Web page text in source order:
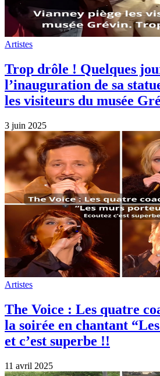
Artistes
Trop drôle ! Quelques
l’inauguration de sa
les visiteurs du musée
3 juin 2025
Artistes
The Voice : Les quatre
la soirée en chantant
et c’est superbe !!
11 avril 2025